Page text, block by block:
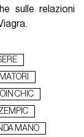
sulle relazioni
CHIC
MANO